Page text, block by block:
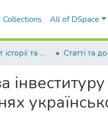
Collections All of DSpace
06. Факультет історії та філософії Статті та